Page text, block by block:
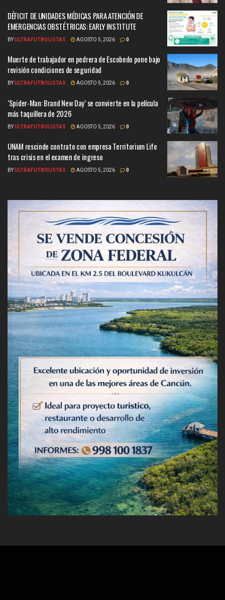
DÉFICIT DE UNIDADES MÉDICAS PARA ATENCIÓN DE
EMERGENCIAS OBSTÉTRICAS: EARLY INSTITUTE
BYULTRAFUTBOLISTAS AGOSTO 5, 2026 0
Muerte de trabajador en pedrera de Escobedo pone bajo
revisión condiciones de seguridad
BYULTRAFUTBOLISTAS AGOSTO 5, 2026 0
‘Spider-Man: Brand New Day’ se convierte en la película
más taquillera de 2026
BYULTRAFUTBOLISTAS AGOSTO 5, 2026 0
UNAM rescinde contrato con empresa Territorium Life
tras crisis en el examen de ingreso
BYULTRAFUTBOLISTAS AGOSTO 5, 2026 0